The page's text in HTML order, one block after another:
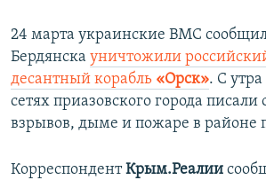
24 марта украинские ВМС
Бердянска уничтожили
десантный корабль «Орск». С
сетях приазовского города писали
взрывов, дыме и пожаре в районе
КорреспондентКрым.Реалии